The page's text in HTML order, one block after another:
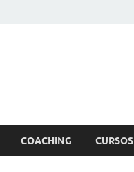
COACHING CURSOS